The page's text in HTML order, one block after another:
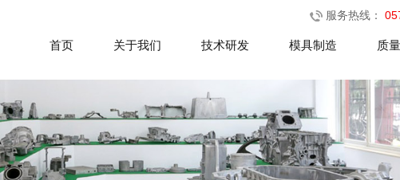
服务热线：
首页 关于我们 技术研发 模具制造 质